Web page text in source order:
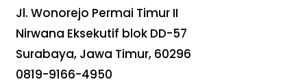
Jl. Wonorejo Permai Timur II
Nirwana Eksekutif blok DD-57
Surabaya, Jawa Timur, 60296
0819-9166-4950